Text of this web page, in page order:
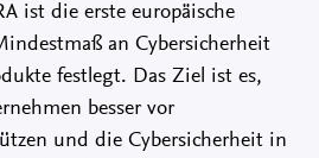
ist die erste europäische
an Cybersicherheit
festlegt. Das Ziel ist es,
besser vor
und die Cybersicherheit in